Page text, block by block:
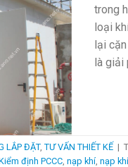
trong
loại
lại
là giải
LẮP ĐẶT, TƯ VẤN THIẾT KẾ |
định PCCC nạp khí, nạp